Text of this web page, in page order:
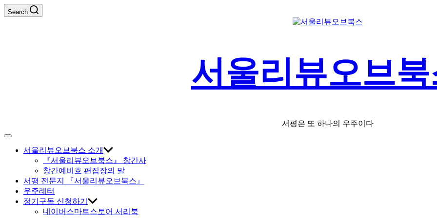
Skip
to
Search
서울리뷰오브
서평은 또 하나의 우주이다
Off
Canvas서울리뷰오브북스 소개
『서울리뷰오브북스』 창간사
창간예비호 편집장의 말
서평 전문지 『서울리뷰오브북스』
우주레터
정기구독 신청하기
네이버스마트스토어 서리북